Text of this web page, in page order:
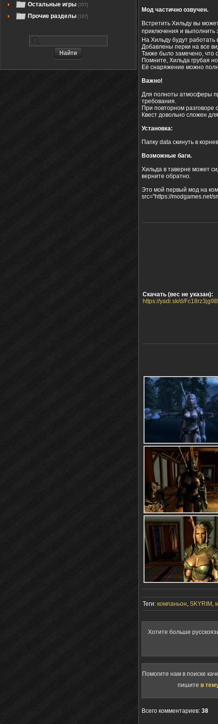
Остальные игры [357]
Прочие разделы [167]
Мод частично озвучен.
Встретить Хильду вы
приключения и выполнить
На Хильду будут
Добавлены перки на все
Также было замечено, что
Помните, Хильда грубая
Её снаряжение можно
Важно!
Для полноты атмосферы
требования.
При повторном разговоре
Квест довольно сложен
Установка:
Папку data скинуть в
Возможные баги.
Хильда в таверне может
верните обратно.
Это мой первый мод на
src="https://modgames.net/
Скачать (вес не указан):
https://yadi.sk/d/
Теги: компаньон, SKYRIM ,
Хотите больше
Помогите нам в поиске
пишите в
Всего комментариев: 38